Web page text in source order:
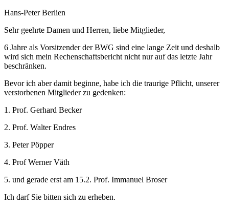
Hans-Peter Berlien
Sehr geehrte Damen und Herren, liebe Mitglieder,
6 Jahre als Vorsitzender der BWG sind eine lange Zeit und deshalb
wird sich mein Rechenschaftsbericht nicht nur auf das letzte Jahr
beschränken.
Bevor ich aber damit beginne, habe ich die traurige Pflicht, unserer
verstorbenen Mitglieder zu gedenken:
1. Prof. Gerhard Becker
2. Prof. Walter Endres
3. Peter Pöpper
4. Prof Werner Väth
5. und gerade erst am 15.2. Prof. Immanuel Broser
Ich darf Sie bitten sich zu erheben.